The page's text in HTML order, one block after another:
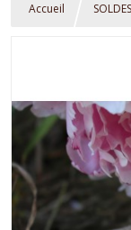
Accueil SOLDES